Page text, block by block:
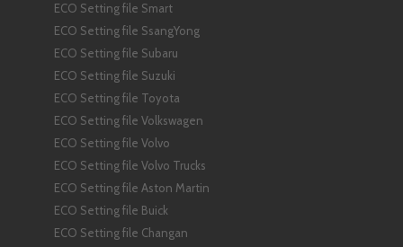
ECO Setting file Smart
ECO Setting file SsangYong
ECO Setting file Subaru
ECO Setting file Suzuki
ECO Setting file Toyota
ECO Setting file Volkswagen
ECO Setting file Volvo
ECO Setting file Volvo Trucks
ECO Setting file Aston Martin
ECO Setting file Buick
ECO Setting file Changan